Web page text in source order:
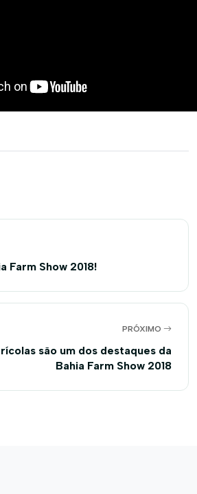
Farm Show 2018!
PRÓXIMO
são um dos destaques da
Bahia Farm Show 2018